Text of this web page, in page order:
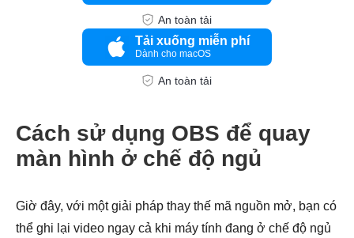
An toàn tải
Tải xuống miễn phí
Dành cho macOS
An toàn tải
Cách sử dụng OBS để quay
màn hình ở chế độ ngủ
Giờ đây, với một giải pháp thay thế mã nguồn mở, bạn có
thể ghi lại video ngay cả khi máy tính đang ở chế độ ngủ